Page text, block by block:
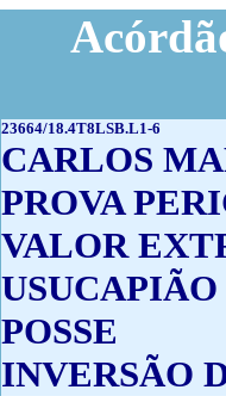
23664/18.4T8LSB.L1-6
CARLOS
PROVA
VALOR
USUCAPIÃO
POSSE
INVERSÃO